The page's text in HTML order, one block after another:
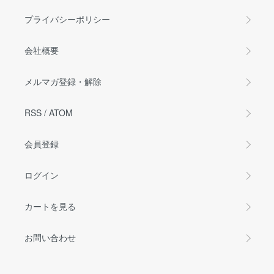
プライバシーポリシー
会社概要
メルマガ登録・解除
RSS / ATOM
会員登録
ログイン
カートを見る
お問い合わせ